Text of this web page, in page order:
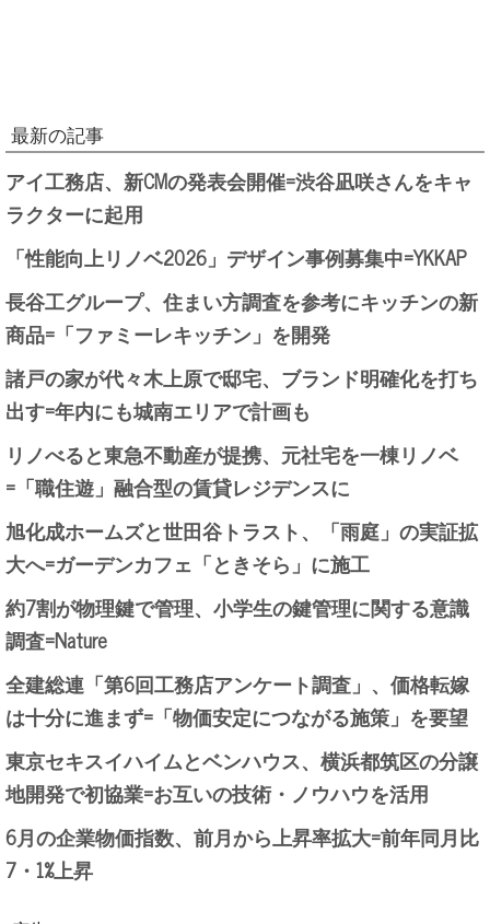
最新の記事
アイ工務店、新CMの発表会開催=渋谷凪咲さんをキャ
ラクターに起用
「性能向上リノベ2026」デザイン事例募集中=YKKAP
長谷工グループ、住まい方調査を参考にキッチンの新
商品=「ファミーレキッチン」を開発
諸戸の家が代々木上原で邸宅、ブランド明確化を打ち
出す=年内にも城南エリアで計画も
リノべると東急不動産が提携、元社宅を一棟リノベ
=「職住遊」融合型の賃貸レジデンスに
旭化成ホームズと世田谷トラスト、「雨庭」の実証拡
大へ=ガーデンカフェ「ときそら」に施工
約7割が物理鍵で管理、小学生の鍵管理に関する意識
調査=Nature
全建総連「第6回工務店アンケート調査」、価格転嫁
は十分に進まず=「物価安定につながる施策」を要望
東京セキスイハイムとベンハウス、横浜都筑区の分譲
地開発で初協業=お互いの技術・ノウハウを活用
6月の企業物価指数、前月から上昇率拡大=前年同月比
7・1%上昇